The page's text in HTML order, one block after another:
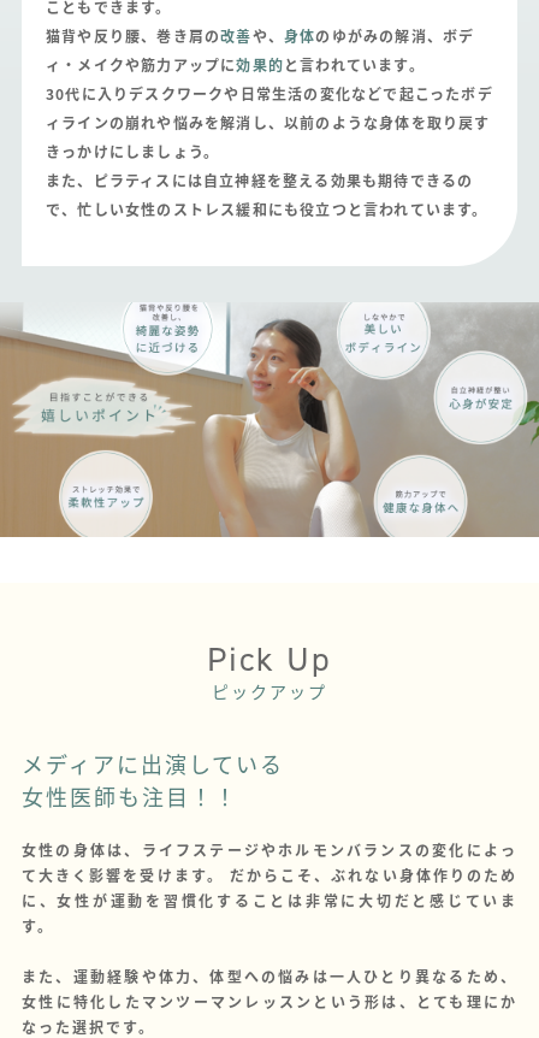
こともできます。
猫背や反り腰、巻き肩の改善や、身体のゆがみの解消、ボデ
ィ・メイクや筋力アップに効果的と言われています。
30代に入りデスクワークや日常生活の変化などで起こったボデ
ィラインの崩れや悩みを解消し、 以前のような身体を取り戻す
きっかけにしましょう。
また、ピラティスには自立神経を整える効果も期待できるの
で、忙しい女性のストレス緩和にも役立つと言われています。
Pick Up
ピックアップ
メディアに出演している
女性医師も注目！！
女性の身体は、ライフステージやホルモンバランスの変化によっ
て大きく影響を受けます。 だからこそ、ぶれない身体作りのため
に、女性が運動を習慣化することは非常に大切だと感じていま
す。
また、運動経験や体力、体型への悩みは一人ひとり異なるため、
女性に特化したマンツーマンレッスンという形は、とても理にか
なった選択です。